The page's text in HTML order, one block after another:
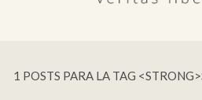
1 POSTS PARA LA TAG